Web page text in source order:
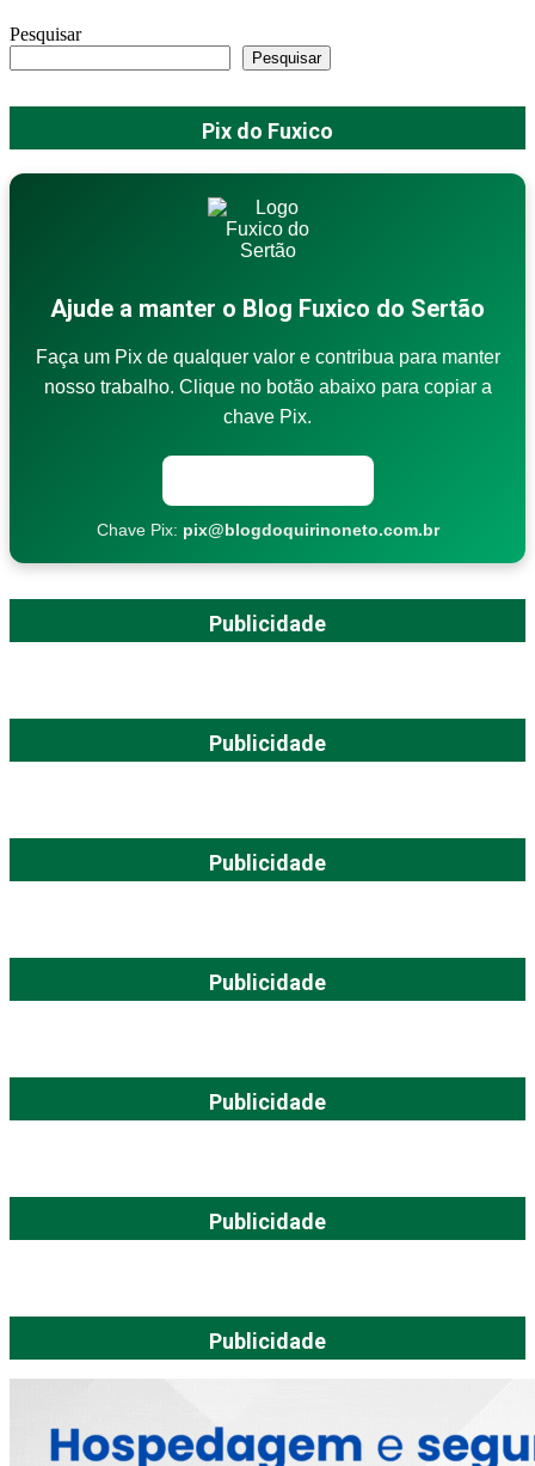
Pesquisar
Pesquisar
Pix do Fuxico
Ajude a manter o Blog Fuxico do Sertão
Faça um Pix de qualquer valor e contribua para manter
nosso trabalho. Clique no botão abaixo para copiar a
chave Pix.
Chave Pix: pix@blogdoquirinoneto.com.br
Publicidade
Publicidade
Publicidade
Publicidade
Publicidade
Publicidade
Publicidade